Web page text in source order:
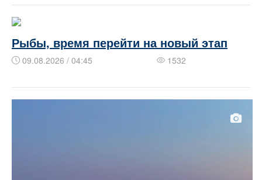
Рыбы, время перейти на новый этап
09.08.2026 / 04:45 1532